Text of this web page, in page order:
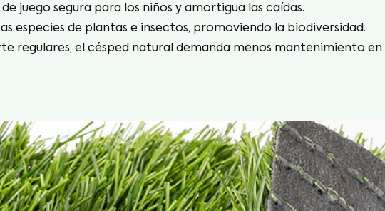
juego segura para los niños y amortigua las caídas.
especies de plantas e insectos, promoviendo la biodiversidad.
regulares, el césped natural demanda menos mantenimiento